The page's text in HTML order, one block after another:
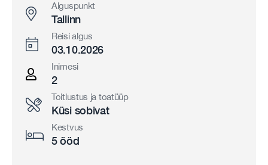
Alguspunkt
Tallinn
Reisi algus
03.10.2026
Inimesi
2
Toitlustus ja toatüüp
Küsi sobivat
Kestvus
5 ööd